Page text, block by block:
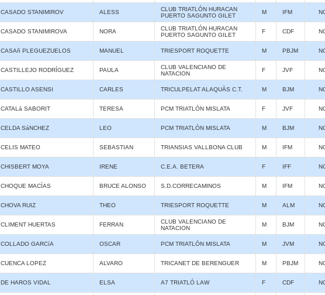
CASADO STANIMIROV ALESS
CLUB TRIATLÓN HURACAN
PUERTO SAGUNTO GILET
M IFM
CASADO STANIMIROVA NORA
CLUB TRIATLÓN HURACAN
PUERTO SAGUNTO GILET
F CDF
CASAñ PLEGUEZUELOS MANUEL TRIESPORT ROQUETTE M PBJM
CASTILLEJO RODRÍGUEZ PAULA
CLUB VALENCIANO DE
NATACION
F JVF
CASTILLO ASENSI CARLES TRICULPELAT ALAQUÀS C.T. M BJM
CATALá SABORIT TERESA PCM TRIATLÓN MISLATA F JVF
CELDA SáNCHEZ LEO PCM TRIATLÓN MISLATA M BJM
CELIS MATEO SEBASTIAN TRIANSIAS VALLBONA CLUB M IFM
CHISBERT MOYA IRENE C.E.A. BETERA F IFF
CHOQUE MACÍAS BRUCE ALONSO S.D.CORRECAMINOS M IFM
CHOVA RUIZ THEO TRIESPORT ROQUETTE M ALM
CLIMENT HUERTAS FERRAN
CLUB VALENCIANO DE
NATACION
M BJM
COLLADO GARCíA OSCAR PCM TRIATLÓN MISLATA M JVM
CUENCA LOPEZ ALVARO TRICANET DE BERENGUER M PBJM
DE HAROS VIDAL ELSA A7 TRIATLÓ LAW F CDF